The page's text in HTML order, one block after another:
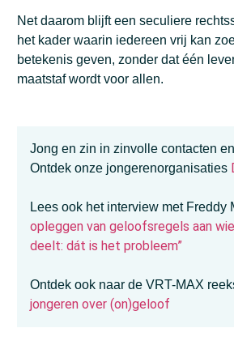
Net daarom blijft een seculiere
het kader waarin iedereen vrij kan
betekenis geven, zonder dat één
maatstaf wordt voor allen.
Jong en zin in zinvolle contacten
Ontdek onze jongerenorganisaties
Lees ook het interview met Freddy
opleggen van geloofsregels aan
deelt: dát is het probleem”
Ontdek ook naar de VRT-MAX
jongeren over (on)geloof